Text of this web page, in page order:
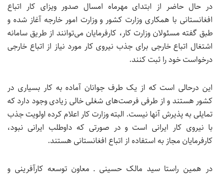
در حال حاضر از ابتدای مهرماه امسال صدور ویزای کار اتباع
افغانستانی با همکاری وزارت کشور و وزارت امور خارجه آغاز شده و
طبق گفته مسئولان وزارت کار، کارفرمایان می‌توانند از طریق سامانه
اشتغال اتباع خارجی برای جذب نیروی کار مورد نیاز از اتباع خارجی
درخواست خود را ثبت کنند.
این درحالی است که از یک طرف جوانان آماده به کار بسیاری در
کشور هستند و از طرفی فرصت‌های شغلی خالی زیادی وجود دارد که
تمایلی به پذیرش آنها نیست. البته وزارت کار اعلام کرده اولویت جذب
با نیروی کار ایرانی است و در صورتی که داوطلب ایرانی نبود،
کارفرمایان مجاز به استفاده از اتباع افغانستانی هستند.
در همین راستا سید مالک حسینی ـ‌ معاون توسعه کارآفرینی و